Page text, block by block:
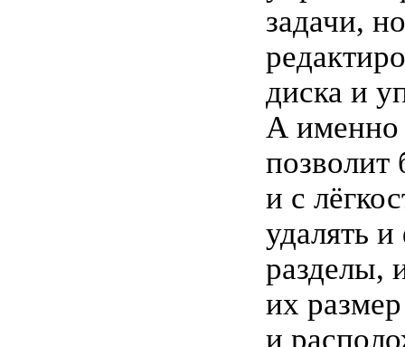
задачи,
диска и
А
позволит
и с
удалять
разделы,
их размер
и